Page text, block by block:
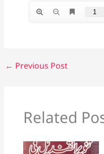
← Previous Post
Related